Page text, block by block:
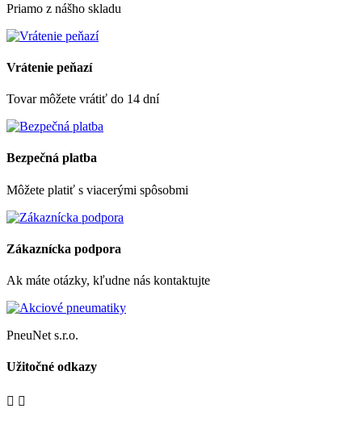
Priamo z nášho skladu
Vrátenie peňazí
Tovar môžete vrátiť do 14 dní
Bezpečná platba
Môžete platiť s viacerými spôsobmi
Zákaznícka podpora
Ak máte otázky, kľudne nás kontaktujte
PneuNet s.r.o.
Užitočné odkazy
 